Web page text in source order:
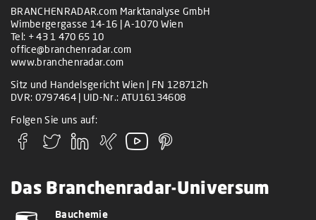
BRANCHENRADAR.com Marktanalyse GmbH
Wimbergergasse 14-16 | A-1070 Wien
Tel: + 43 1 470 65 10
office@branchenradar.com
www.branchenradar.com
Sitz und Handelsgericht Wien | FN 128712h
DVR: 0797464 | UID-Nr.: ATU16134608
Folgen Sie uns auf:
Das Branchenradar-Universum
Bauchemie